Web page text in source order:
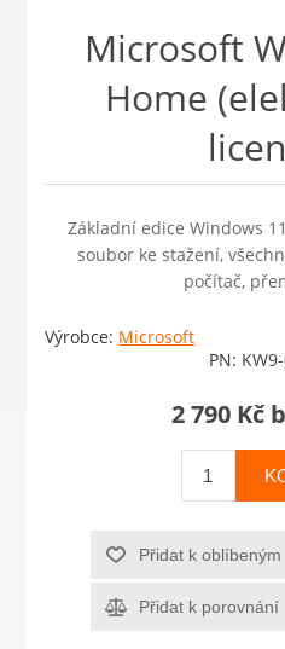
Microsoft
Home
Základní edice Windows
soubor ke stažení,
počítač,
Výrobce: Microsoft
PN:
2 790 Kč
Přidat k oblíbeným
Přidat k porovnání